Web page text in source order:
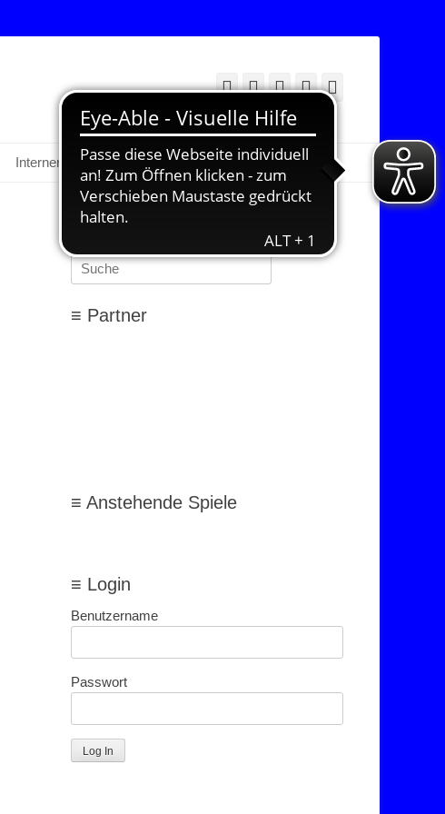
Facebook
Twitter
E- YouTube
Interner Bereich
Suchen
Suchen
nach:
≡ Partner
≡ Anstehende Spiele
≡ Login
Benutzername
Passwort